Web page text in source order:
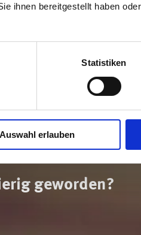
ihnen bereitgestellt haben
Statistiken
Auswahl erlauben
geworden?